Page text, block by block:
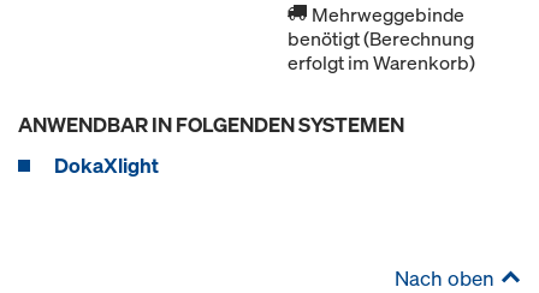
Mehrweggebinde
benötigt (Berechnung
erfolgt im Warenkorb)
ANWENDBAR IN FOLGENDEN SYSTEMEN
DokaXlight
Nach oben